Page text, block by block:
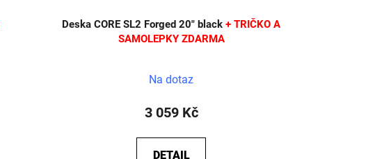
Deska CORE SL2 Forged 20" black+ TRIČKO A
SAMOLEPKY ZDARMA
hodnocení
produktu
5,0
Na dotaz
3 059 Kč
DETAIL